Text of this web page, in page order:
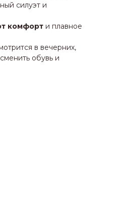
силуэт и
комфорт и плавное
в вечерних,
обувь и